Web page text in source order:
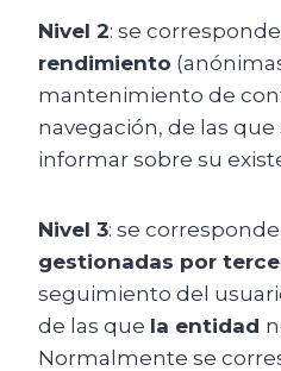
Nivel 2: se
rendimiento
mantenimiento de
navegación, de las
informar sobre su
Nivel 3: se
gestionadas por
seguimiento del
de las que la entidad
Normalmente se